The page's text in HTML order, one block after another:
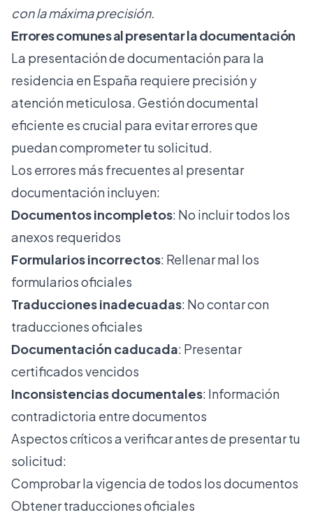
con la máxima precisión.
Errores comunes al presentar la documentación
La presentación de documentación para la
residencia en España requiere precisión y
atención meticulosa. Gestión documental
eficiente es crucial para evitar errores que
puedan comprometer tu solicitud.
Los errores más frecuentes al presentar
documentación incluyen:
Documentos incompletos: No incluir todos los
anexos requeridos
Formularios incorrectos: Rellenar mal los
formularios oficiales
Traducciones inadecuadas: No contar con
traducciones oficiales
Documentación caducada: Presentar
certificados vencidos
Inconsistencias documentales: Información
contradictoria entre documentos
Aspectos críticos a verificar antes de presentar tu
solicitud:
Comprobar la vigencia de todos los documentos
Obtener traducciones oficiales